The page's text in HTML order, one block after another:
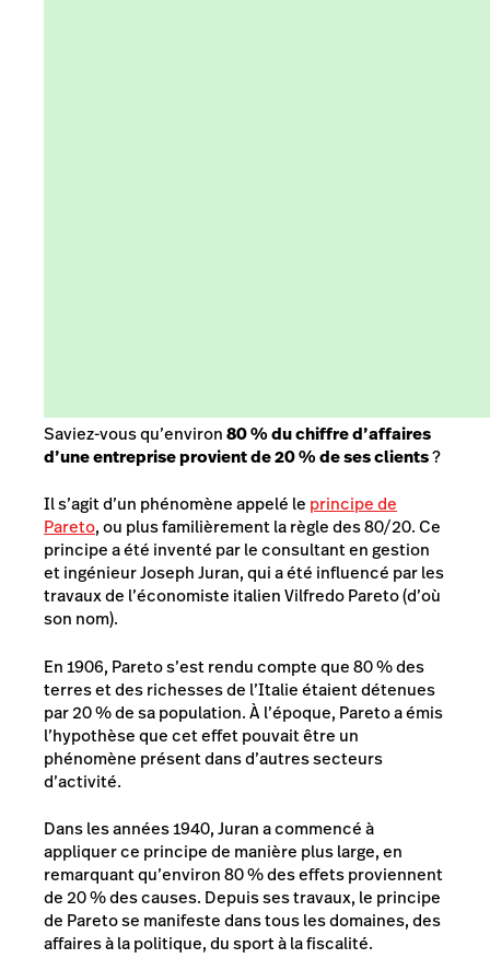
Saviez-vous qu’environ80 % du chiffre d’affaires
d’une entreprise provient de 20 % de ses clients?
Il s’agit d’un phénomène appelé le principe de
Pareto, ou plus familièrement la règle des 80/20. Ce
principe a été inventé par le consultant en gestion
et ingénieur Joseph Juran, qui a été influencé par les
travaux de l’économiste italien Vilfredo Pareto (d’où
son nom).
En 1906, Pareto s’est rendu compte que 80 % des
terres et des richesses de l’Italie étaient détenues
par 20 % de sa population. À l’époque, Pareto a émis
l’hypothèse que cet effet pouvait être un
phénomène présent dans d’autres secteurs
d’activité.
Dans les années 1940, Juran a commencé à
appliquer ce principe de manière plus large, en
remarquant qu’environ 80 % des effets proviennent
de 20 % des causes. Depuis ses travaux, le principe
de Pareto se manifeste dans tous les domaines, des
affaires à la politique, du sport à la fiscalité.